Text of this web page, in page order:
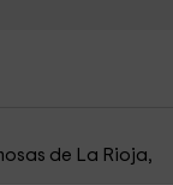
de La Rioja,